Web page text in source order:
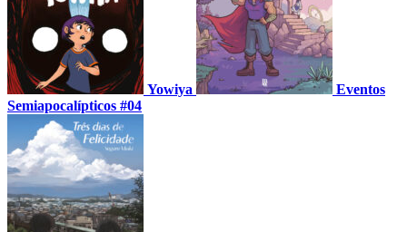
Yowiya
Eventos
Semiapocalípticos #04